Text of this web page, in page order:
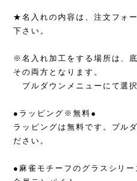
★名入れの内容は、注文フォ
下さい。
※名入れ加工をする場所は、
その両方となります。
プルダウンメニューにて選択
●ラッピング※無料●
ラッピングは無料です。プル
ださい。
●麻雀モチーフのグラスシリ